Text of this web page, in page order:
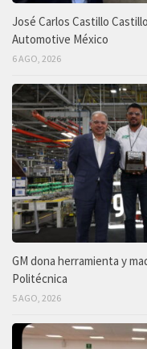
José Carlos Castillo
Automotive México
6 AGO, 2026
GM dona herramienta y
Politécnica
5 AGO, 2026